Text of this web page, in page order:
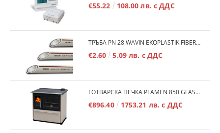
€55.22 108.00 лв. с ДДС
ТРЪБА PN 28 WAVIN EKOPLASTIK FIBER BASALT PLUS - 3М/БР.
€2.60 5.09 лв. с ДДС
ГОТВАРСКА ПЕЧКА PLAMEN 850 GLAS 11KW
€896.40 1753.21 лв. с ДДС